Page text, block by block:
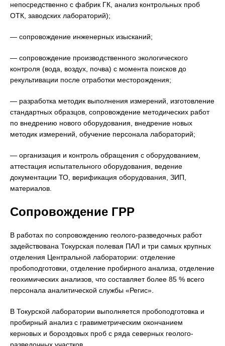
непосредственно с фабрик ГК, анализ контрольных проб
ОТК, заводских лабораторий);
— сопровождение инженерных изысканий;
— сопровождение производственного экологического
контроля (вода, воздух, почва) с момента поисков до
рекультивации после отработки месторождения;
— разработка методик выполнения измерений, изготовление
стандартных образцов, сопровождение методических работ
по внедрению нового оборудования, внедрение новых
методик измерений, обучение персонала лабораторий;
— организация и контроль обращения с оборудованием,
аттестация испытательного оборудования, ведение
документации ТО, верификация оборудования, ЗИП,
материалов.
Сопровождение ГРР
В работах по сопровождению геолого-разведочных работ
задействована Токурская полевая ПАЛ и три самых крупных
отделения Центральной лаборатории: отделение
пробоподготовки, отделение пробирного анализа, отделение
геохимических анализов, что составляет более 85 % всего
персонала аналитической службы «Регис».
В Токурской лаборатории выполняется пробоподготовка и
пробирный анализ с гравиметрическим окончанием
керновых и бороздовых проб с ряда северных геолого-